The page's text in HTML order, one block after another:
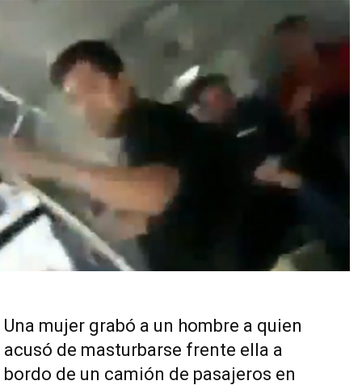
Una mujer grabó a un hombre a quien
acusó de masturbarse frente ella a
bordo de un camión de pasajeros en